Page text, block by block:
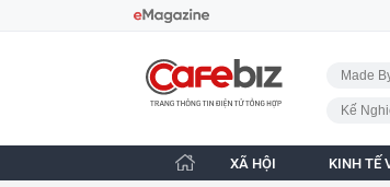
CafeBiz - Trang chủ
Made
Kế
XÃ HỘI KINH TẾ